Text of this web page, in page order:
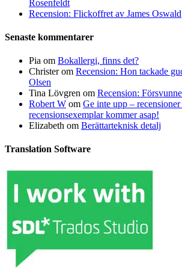
Rosenfeldt
Recension: Flickoffret av James Oswald
Senaste kommentarer
Pia om Bokallergi, finns det?
Christerom Recension: Hon tackade
Olsen
Tina Lövgren om Recension:
Robert W om Ge inte upp – recensioner
recensionsexemplar kommer asap!
Elizabeth om Berättarteknisk detalj
Translation Software